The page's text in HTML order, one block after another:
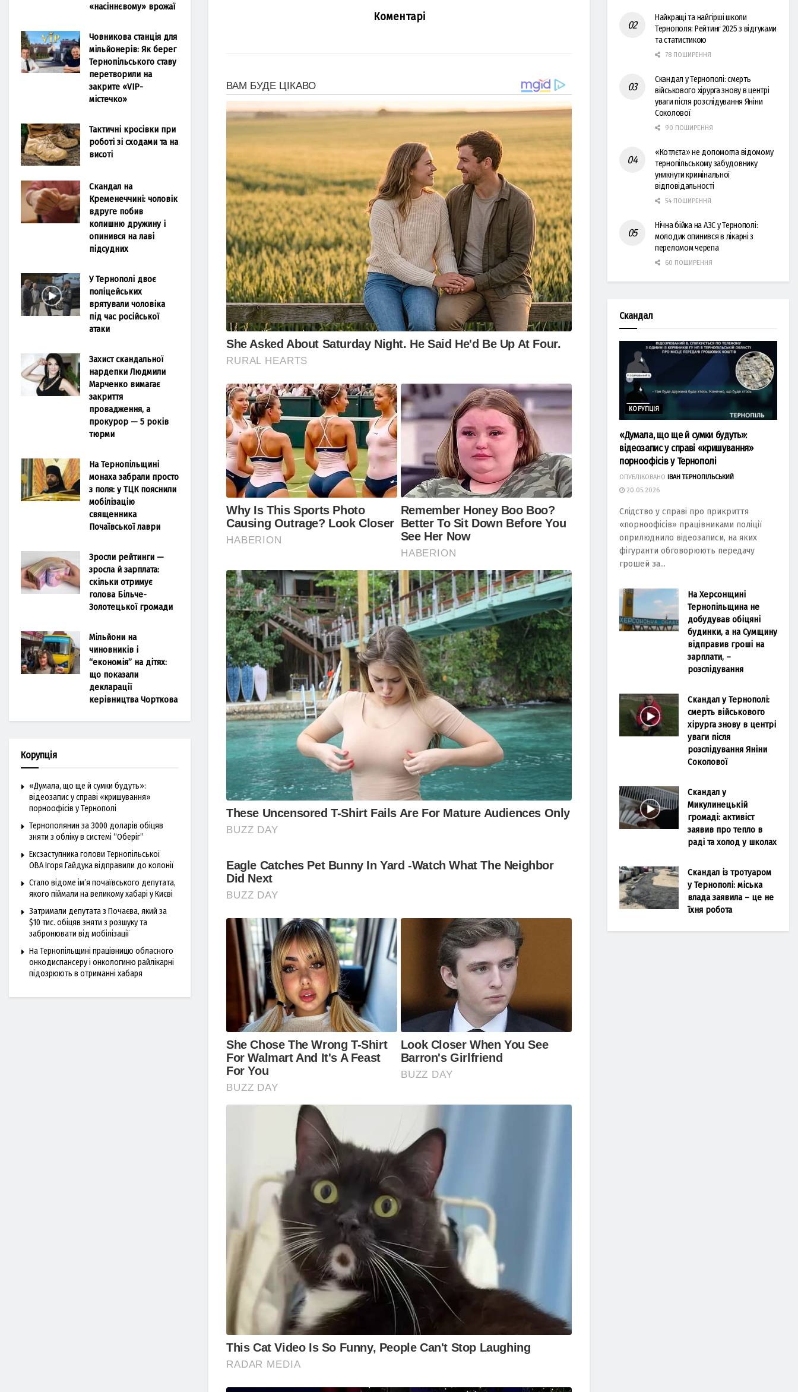
Коментарі
«насіннєвому» врожаї
Човникова станція для
мільйонерів: Як берег
Тернопільського ставу
перетворили на
закрите «VIP-
містечко»
Тактичні кросівки при
роботі зі сходами та на
висоті
Скандал на
Кременеччині: чоловік
вдруге побив
колишню дружину і
опинився на лаві
підсудних
У Тернополі двоє
поліцейських
врятували чоловіка
під час російської
атаки
Захист скандальної
нардепки Людмили
Марченко вимагає
закриття
провадження, а
прокурор — 5 років
тюрми
На Тернопільщині
монаха забрали просто
з поля: у ТЦК пояснили
мобілізацію
священника
Почаївської лаври
Зросли рейтинги —
зросла й зарплата:
скільки отримує
голова Більче-
Золотецької громади
Мільйони на
чиновників і
“економія” на дітях:
що показали
декларації
керівництва Чорткова
Корупція
«Думала, що ще й сумки будуть»:
відеозапис у справі «кришування»
порноофісів у Тернополі
Тернополянин за 3000 доларів обіцяв
зняти з обліку в системі “Оберіг”
Ексзаступника голови Тернопільської
ОВА Ігоря Гайдука відправили до колонії
Стало відоме ім’я почаївського депутата,
якого піймали на великому хабарі у Києві
Затримали депутата з Почаєва, який за
$10 тис. обіцяв зняти з розшуку та
забронювати від мобілізації
На Тернопільщині працівницю обласного
онкодиспансеру і онкологиню райлікарні
підозрюють в отриманні хабаря
Найкращі та найгірші школи
Тернополя: Рейтинг 2025 з відгуками
та статистикою
78 ПОШИРЕННЯ
Скандал у Тернополі: смерть
військового хірурга знову в центрі
уваги після розслідування Яніни
Соколової
90 ПОШИРЕННЯ
«Котлєта» не допомогла відомому
тернопільському забудовнику
уникнути кримінальної
відповідальності
54 ПОШИРЕННЯ
Нічна бійка на АЗС у Тернополі:
молодик опинився в лікарні з
переломом черепа
60 ПОШИРЕННЯ
Скандал
КОРУПЦІЯ
«Думала, що ще й сумки будуть»:
відеозапис у справі «кришування»
порноофісів у Тернополі
ОПУБЛІКОВАНО
ІВАН ТЕРНОПІЛЬСЬКИЙ
20.05.2026
Слідство у справі про прикриття
«порноофісів» працівниками поліції
оприлюднило відеозаписи, на яких
фігуранти обговорюють передачу
грошей за...
На Херсонщині
Тернопільщина не
добудував обіцяні
будинки, а на Сумщину
відправив гроші на
зарплати, –
розслідування
Скандал у Тернополі:
смерть військового
хірурга знову в центрі
уваги після
розслідування Яніни
Соколової
Скандал у
Микулинецькій
громаді: активіст
заявив про тепло в
раді та холод у школах
Скандал із тротуаром
у Тернополі: міська
влада заявила – це не
їхня робота